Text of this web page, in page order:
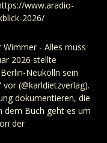
www.aradio-
2026/
Wimmer - Alles muss
2026 stellte
Neukölln sein
(@karldietzverlag).
dokumentieren, die
dem Buch geht es um
der